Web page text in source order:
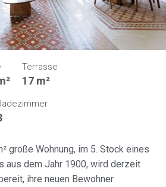
Terrasse
17 m²
große Wohnung, im 5. Stock eines
aus dem Jahr 1900, wird derzeit
ihre neuen Bewohner